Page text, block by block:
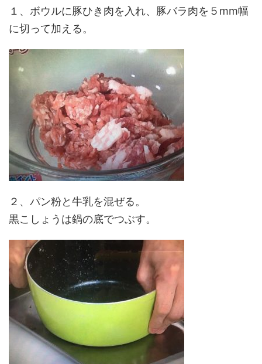
１、ボウルに豚ひき肉を入れ、豚バラ肉を５mm幅
に切って加える。
２、パン粉と牛乳を混ぜる。
黒こしょうは鍋の底でつぶす。